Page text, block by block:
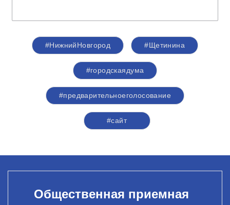
#НижнийНовгород #Щетинина
#городскаядума
#предварительноеголосование
#сайт
Общественная приемная